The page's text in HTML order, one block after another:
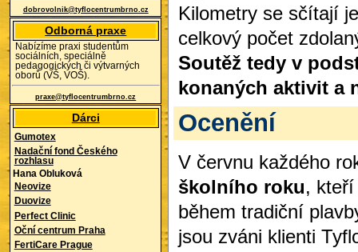
Kilometry se sčítají
celkový počet
Soutěž tedy v
konaných aktivit a
Ocenění
V červnu každého
školního roku,
během tradiční
jsou zváni klienti
dobrovolnik@tyflocentrumbrno.cz
Odborná praxe
Nabízíme praxi studentům
sociálních, speciálně
pedagogických či výtvarných
oborů (VŠ, VOŠ).
praxe@tyflocentrumbrno.cz
Dárci
Gumotex
Nadační fond Českého
rozhlasu
Hana Obluková
Neovize
Duovize
Perfect Clinic
Oční centrum Praha
FertiCare Prague